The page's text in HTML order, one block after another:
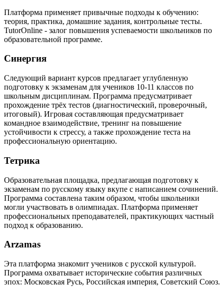
Платформа применяет привычные подходы к обучению:
теория, практика, домашние задания, контрольные тесты.
TutorOnline - залог повышения успеваемости школьников по
образовательной программе.
Синергия
Следующий вариант курсов предлагает углубленную
подготовку к экзаменам для учеников 10-11 классов по
школьным дисциплинам. Программа предусматривает
прохождение трёх тестов (диагностический, проверочный,
итоговый). Игровая составляющая предусматривает
командное взаимодействие, тренинг на повышение
устойчивости к стрессу, а также прохождение теста на
профессиональную ориентацию.
Тетрика
Образовательная площадка, предлагающая подготовку к
экзаменам по русскому языку вкупе с написанием сочинений.
Программа составлена таким образом, чтобы школьники
могли участвовать в олимпиадах. Платформа применяет
профессиональных преподавателей, практикующих частный
подход к образованию.
Arzamas
Эта платформа знакомит учеников с русской культурой.
Программа охватывает исторические события различных
эпох: Московская Русь, Российская империя, Советский Союз.